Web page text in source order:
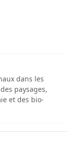
dans les
paysages,
et des bio-